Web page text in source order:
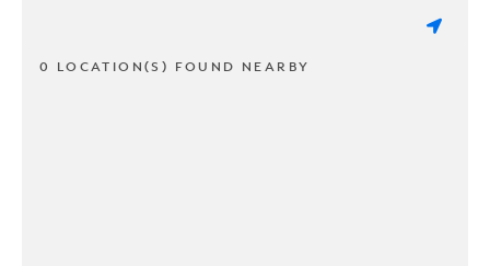
0 LOCATION(S) FOUND NEARBY